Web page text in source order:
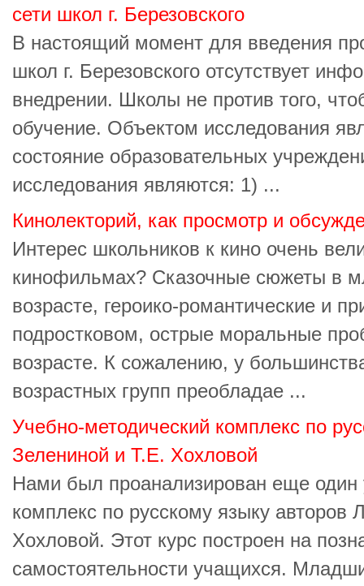
сети школ г. Березовского
В настоящий момент для введения
школ г. Березовского отсутствует
внедрении. Школы не против того,
обучение. Объектом исследования
состояние образовательных
исследования являются: 1) ...
Кинолекторий, как просмотр и
Интерес школьников к кино очень
кинофильмах? Сказочные сюжеты в
возрасте, героико-романтические и
подростковом, острые моральные
возрасте. К сожалению, у
возрастных групп преобладае ...
Учебно-методический комплекс по
Зелениной и Т.Е. Хохловой
Нами был проанализирован еще один
комплекс по русскому языку
Хохловой. Этот курс построен на
самостоятельности учащихся.